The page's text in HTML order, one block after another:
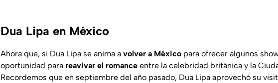
Dua Lipa en México
Ahora que, si Dua Lipa se anima a volver a México para ofrecer algunos
oportunidad para reavivar el romance entre la celebridad británica y la
Recordemos que en septiembre del año pasado, Dua Lipa aprovechó su